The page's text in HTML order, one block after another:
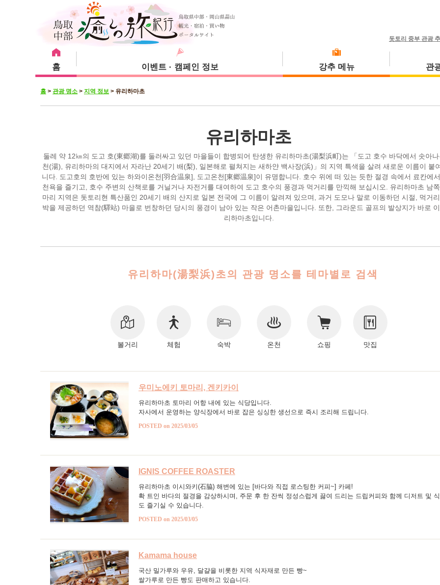
돗토리 중부 관광
홈 이벤트 · 캠페인 정보 강추 메뉴
강추 메뉴
관
관광 명소
유리하마초 미사사초
홈 > 관광 명소 > 지역 정보 > 유리하마초
유리하마초
둘레 약 12㎞의 도고 호(東郷湖)를 둘러싸고 있던 마을들이 합병되어 탄생한 유리하마초(湯梨浜町)는 「도고 호수 바닥에서 솟아
천(湯), 유리하마의 대지에서 자라난 20세기 배(梨), 일본해로 펼쳐지는 새하얀 백사장(浜)」의 지역 특색을 살려 새로운 이름이 붙
니다. 도고호의 호반에 있는 하와이온천[羽合温泉], 도고온천[東郷温泉]이 유명합니다. 호수 위에 떠 있는 듯한 절경 속에서 료칸에
천욕을 즐기고, 호수 주변의 산책로를 거닐거나 자전거를 대여하여 도고 호수의 풍경과 먹거리를 만끽해 보십시오. 유리하마초 남
마리 지역은 돗토리현 특산품인 20세기 배의 산지로 일본 전국에 그 이름이 알려져 있으며, 과거 도모나 말로 이동하던 시절, 먹거
박을 제공하던 역참(驛站) 마을로 번창하던 당시의 풍경이 남아 있는 작은 어촌마을입니다. 또한, 그라운드 골프의 발상지가 바로
리하마초입니다.
유리하마(湯梨浜)초의 관광 명소를 테마별로 검색
볼거리 체험 숙박 온천 쇼핑 맛집
우미노에키 토마리, 겐키카이
유리하마초 토마리 어항 내에 있는 식당입니다.
자사에서 운영하는 양식장에서 바로 잡은 싱싱한 생선으로 즉시 조리해 드립니다.
POSTED on 2025/03/05
IGNIS COFFEE ROASTER
유리하마초 이시와키(石脇) 해변에 있는 [바다와 직접 로스팅한 커피~] 카페!
확 트인 바다의 절경을 감상하시며, 주문 후 한 잔씩 정성스럽게 끓여 드리는 드립커피와 함께 디저트 및
도 즐기실 수 있습니다.
POSTED on 2025/03/05
Kamama house
국산 밀가루와 우유, 달걀을 비롯한 지역 식자재로 만든 빵~
쌀가루로 만든 빵도 판매하고 있습니다.